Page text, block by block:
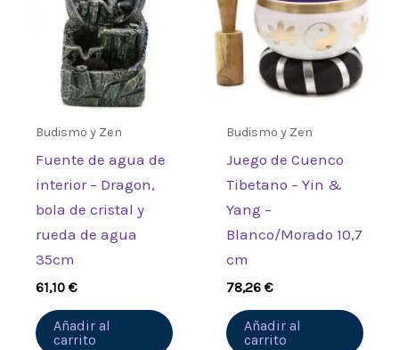
Budismo y Zen
Fuente de agua de
interior – Dragon,
bola de cristal y
rueda de agua
35cm
61,10€
Añadir al
carrito
Budismo y Zen
Juego de Cuenco
Tibetano – Yin &
Yang –
Blanco/Morado 10,7
cm
78,26€
Añadir al
carrito